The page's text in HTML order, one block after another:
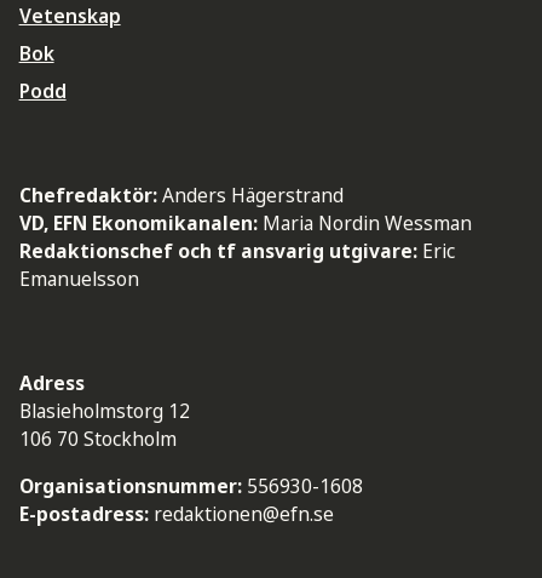
Vetenskap
Bok
Podd
Chefredaktör:Anders Hägerstrand
VD, EFN Ekonomikanalen: Maria Nordin Wessman
Redaktionschef och tf ansvarig utgivare: Eric
Emanuelsson
Adress
Blasieholmstorg 12
106 70 Stockholm
Organisationsnummer: 556930-1608
E-postadress: redaktionen@efn.se